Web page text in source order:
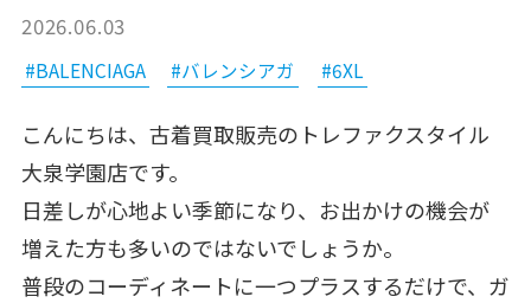
2026.06.03
#BALENCIAGA #バレンシアガ #6XL
こんにちは、古着買取販売のトレファクスタイル
大泉学園店です。
日差しが心地よい季節になり、お出かけの機会が
増えた方も多いのではないでしょうか。
普段のコーディネートに一つプラスするだけで、ガ